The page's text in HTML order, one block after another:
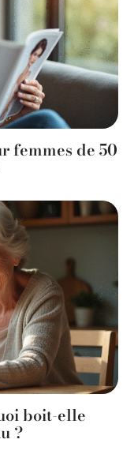
femmes de 50
boit-elle
?